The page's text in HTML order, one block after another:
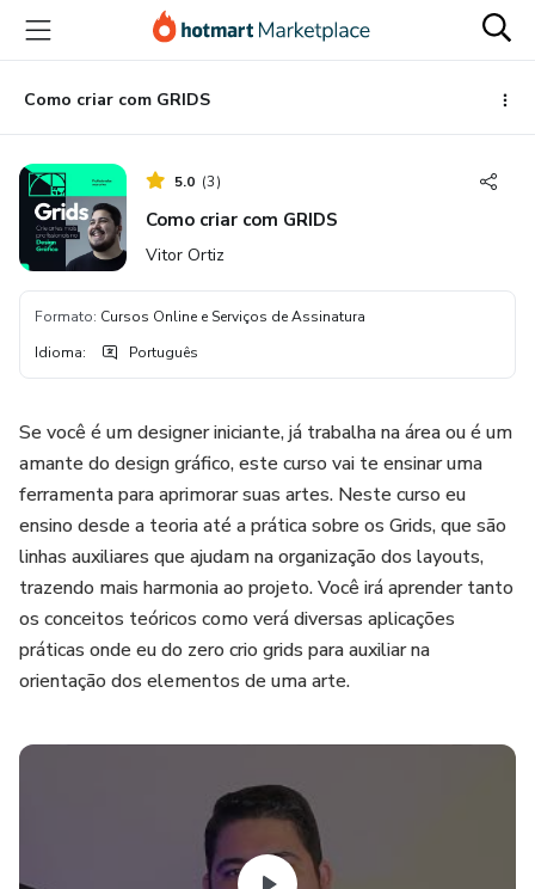
para
conteúdo
principal
para
pagamento
para
rodapé
Como criar com GRIDS
5.0 (3)
Como criar com GRIDS
Vitor Ortiz
Formato: Cursos Online e Serviços de Assinatura
Idioma: Português
Se você é um designer iniciante, já trabalha na área ou é um
amante do design gráfico, este curso vai te ensinar uma
ferramenta para aprimorar suas artes. Neste curso eu
ensino desde a teoria até a prática sobre os Grids, que são
linhas auxiliares que ajudam na organização dos layouts,
trazendo mais harmonia ao projeto. Você irá aprender tanto
os conceitos teóricos como verá diversas aplicações
práticas onde eu do zero crio grids para auxiliar na
orientação dos elementos de uma arte.